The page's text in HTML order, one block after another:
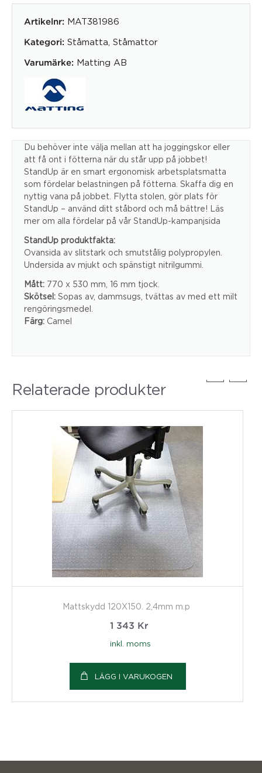
Artikelnr: MAT381986
Kategori: Ståmatta Ståmattor
Varumärke: Matting AB
Du behöver inte välja mellan att ha joggingskor eller
att få ont i fötterna när du står upp på jobbet!
StandUp är en smart ergonomisk arbetsplatsmatta
som fördelar belastningen på fötterna. Skaffa dig en
nyttig vana på jobbet. Flytta stolen, gör plats för
StandUp – använd ditt ståbord och må bättre! Läs
mer om alla fördelar på vår StandUp-kampanjsida
StandUp produktfakta:
Ovansida av slitstark och smutstålig polypropylen.
Undersida av mjukt och spänstigt nitrilgummi.
Mått: 770 x 530 mm, 16 mm tjock.
Skötsel: Sopas av, dammsugs, tvättas av med ett milt
rengöringsmedel.
Färg: Camel
Relaterade produkter
Mattskydd 120X150. 2,4mm m.p
1 343 Kr
inkl. moms
LÄGG I VARUKOGEN